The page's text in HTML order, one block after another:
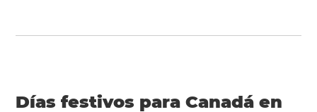
Días festivos para Canadá en